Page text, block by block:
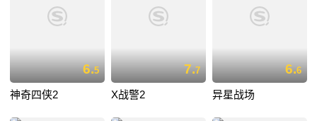
6.5
神奇四侠2
7.7
X战警2
6.6
异星战场